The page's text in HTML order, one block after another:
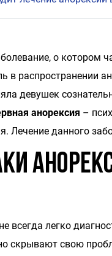
о котором
в распространении
девушек
анорексия –
Лечение данного
всегда легко
скрывают свою